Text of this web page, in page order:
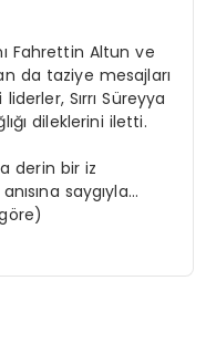
Fahrettin Altun ve
da taziye mesajları
Sırrı Süreyya
dileklerini iletti.
derin bir iz
saygıyla…